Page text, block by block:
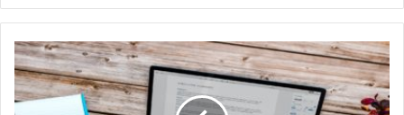
S
a
ú
d